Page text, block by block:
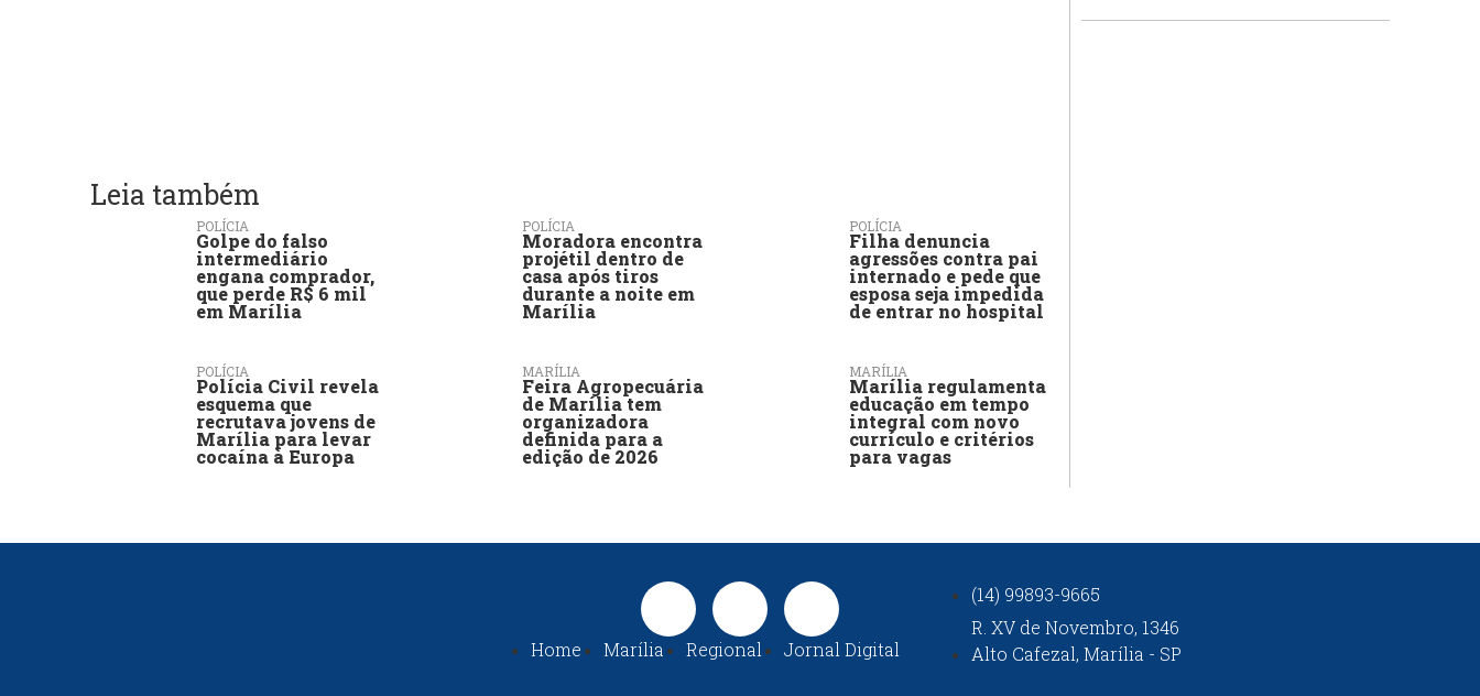
Leia também
POLÍCIA
Golpe do falso
intermediário
engana comprador,
que perde R$ 6 mil
em Marília
POLÍCIA
Moradora encontra
projétil dentro de
casa após tiros
durante a noite em
Marília
POLÍCIA
Filha denuncia
agressões contra pai
internado e pede que
esposa seja impedida
de entrar no hospital
POLÍCIA
Polícia Civil revela
esquema que
recrutava jovens de
Marília para levar
cocaína à Europa
MARÍLIA
Feira Agropecuária
de Marília tem
organizadora
definida para a
edição de 2026
MARÍLIA
Marília regulamenta
educação em tempo
integral com novo
currículo e critérios
para vagas
Home Marília Regional Jornal Digital
(14) 99893-9665
R. XV de Novembro, 1346
Alto Cafezal, Marília - SP